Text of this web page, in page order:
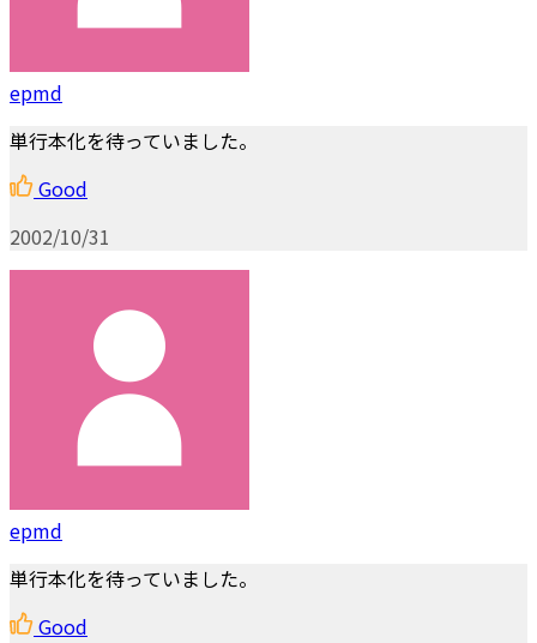
epmd
単行本化を待っていました。
Good
2002/10/31
epmd
単行本化を待っていました。
Good